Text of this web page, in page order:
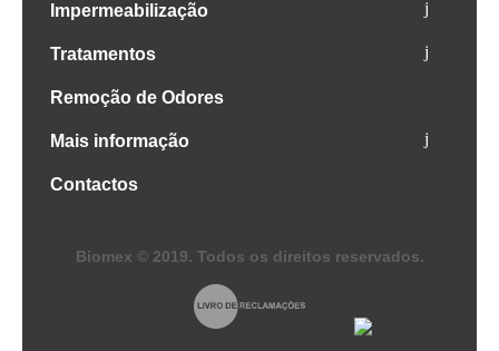
Impermeabilização
Tratamentos
Remoção de Odores
Mais informação
Contactos
Biomex © 2019. Todos os direitos reservados.